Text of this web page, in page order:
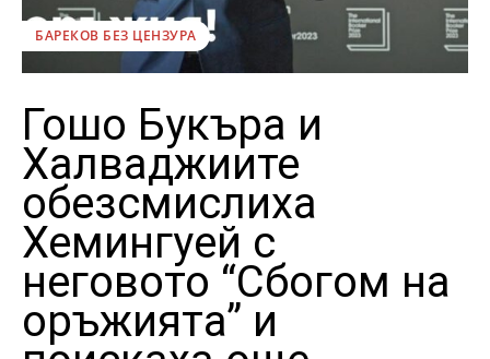
БАРЕКОВ БЕЗ ЦЕНЗУРА
Гошо Букъра и
Халваджиите
обезсмислиха
Хемингуей с
неговото “Сбогом на
оръжията” и